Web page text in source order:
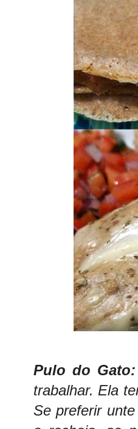
Pulo do Gato:
trabalhar. Ela
Se preferir